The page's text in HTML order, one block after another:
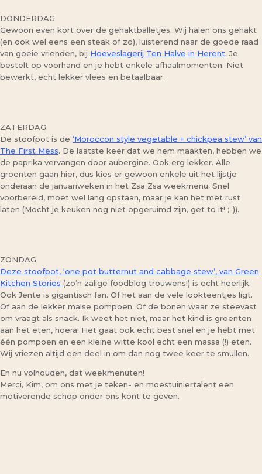
DONDERDAG
Gewoon even kort over de gehaktballetjes. Wij halen ons gehakt
(en ook wel eens een steak of zo), luisterend naar de goede raad
van goeie vrienden, bij Hoeveslagerij Ten Halve in Herent. Je
bestelt op voorhand en je hebt enkele afhaalmomenten. Niet
bewerkt, echt lekker vlees en betaalbaar.
ZATERDAG
De stoofpot is de ‘Moroccon style vegetable + chickpea stew’ van
The First Mess. De laatste keer dat we hem maakten, hebben we
de paprika vervangen door aubergine. Ook erg lekker. Alle
groenten gaan hier, dus kies er gewoon enkele uit het lijstje
onderaan de januariweken in het Zsa Zsa weekmenu. Snel
voorbereid, moet wel lang opstaan, maar je kan het met rust
laten (Mocht je keuken nog niet opgeruimd zijn, get to it! ;-)).
ZONDAG
Deze stoofpot, ‘one pot butternut and cabbage stew’, van Green
Kitchen Stories (zo’n zalige foodblog trouwens!) is echt heerlijk.
Ook Jente is gigantisch fan. Of het aan de vele lookteentjes ligt.
Of aan de lekker malse pompoen. Of de bonen waar ze steevast
om vraagt als snack. Ik weet het niet, maar het kind is groenten
aan het eten, hoera! Het gaat ook echt best snel en je hebt met
één pompoen en een kleine witte kool echt een massa (!) eten.
Wij vriezen altijd een deel in om dan nog twee keer te smullen.
En nu volhouden, dat weekmenuten!
Merci, Kim, om ons met je teken- en moestuiniertalent een
motiverende schop onder ons kont te geven.